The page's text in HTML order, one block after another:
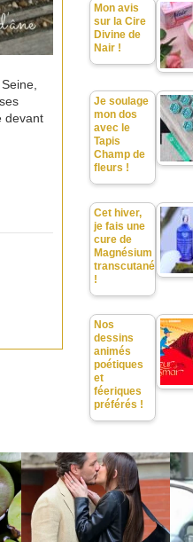
devant
Mon avis
sur la Cire
Divine de
Nair !
Je soulage
mon dos
avec le
Tapis
Champ de
fleurs !
Cet hiver,
je fais une
cure de
Magnésium
transcutané
!
Nos
dessins
animés
poétiques
et
féeriques
préférés !